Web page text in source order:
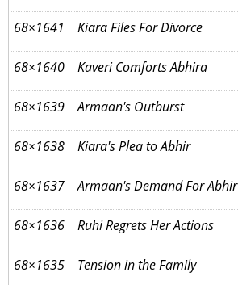
68×1641 Kiara Files For Divorce
68×1640 Kaveri Comforts Abhira
68×1639 Armaan's Outburst
68×1638 Kiara's Plea to Abhir
68×1637 Armaan's Demand For Abhir
68×1636 Ruhi Regrets Her Actions
68×1635 Tension in the Family